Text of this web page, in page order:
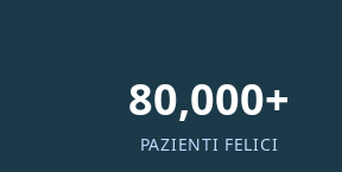
80,000+
PAZIENTI FELICI